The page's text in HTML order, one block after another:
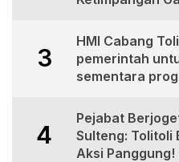
3
HMI Cabang
pemerintah
sementara
4
Pejabat
Sulteng: Tolitoli
Aksi Panggung!